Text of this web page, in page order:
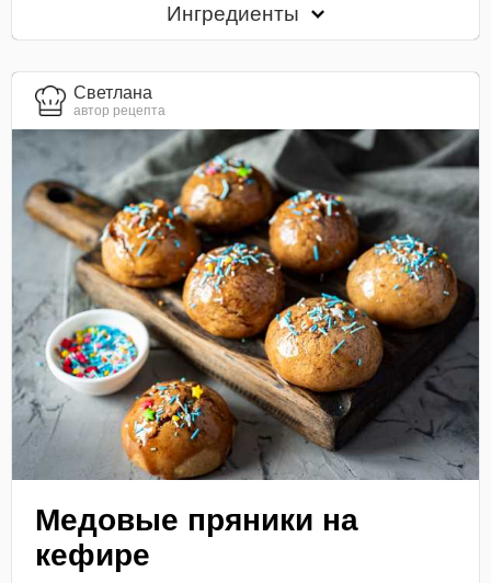
Ингредиенты
Светлана
автор рецепта
Медовые пряники на
кефире